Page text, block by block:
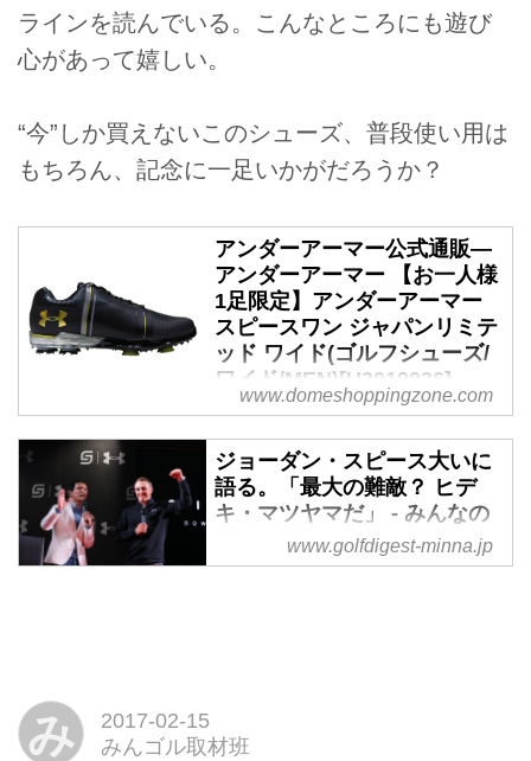
ラインを読んでいる。こんなところにも遊び
心があって嬉しい。
“今”しか買えないこのシューズ、普段使い用は
もちろん、記念に一足いかがだろうか？
アンダーアーマー公式通販―
アンダーアーマー 【お一人様
1足限定】アンダーアーマー
スピースワン ジャパンリミテ
ッド ワイド(ゴルフシューズ/
ワイド/MEN)[U3019936]
【公式】アンダーアーマー通販サ
イト。【お一人様1足限定】アン
ダーアーマー スピースワン ジャ
パンリミテッド ワイド(ゴルフシ
ューズ/ワイド/MEN)[U3019936]
の紹介ページです。トップアスリ
www.domeshoppingzone.com
ジョーダン・スピース大いに
語る。「最大の難敵？ ヒデ
キ・マツヤマだ」 - みんなの
ゴルフダイジェスト
ップモデル“スピースワン”のた
www.golfdigest-minna.jp
み
2017-02-15
みんゴル取材班